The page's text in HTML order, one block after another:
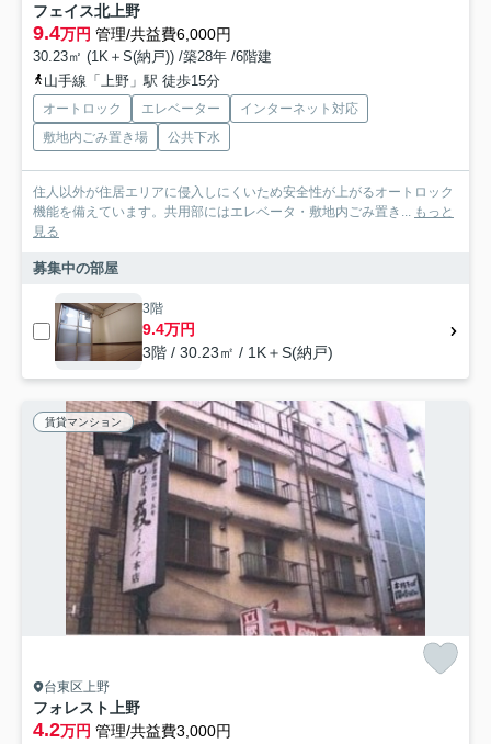
フェイス北上野
9.4万円 管理/共益費6,000円
30.23㎡ (1K＋S(納戸)) /築28年 /6階建
山手線「上野」駅 徒歩15分
オートロック エレベーター
インターネット対応
敷地内ごみ置き場
公共下水
住人以外が住居エリアに侵入しにくいため安全性が上がるオートロック
機能を備えています。共用部にはエレベータ・敷地内ごみ置き... もっと
見る
募集中の部屋
3階
9.4万円
3階 / 30.23㎡ / 1K＋S(納戸)
賃貸マンション
台東区上野
フォレスト上野
4.2万円 管理/共益費3,000円